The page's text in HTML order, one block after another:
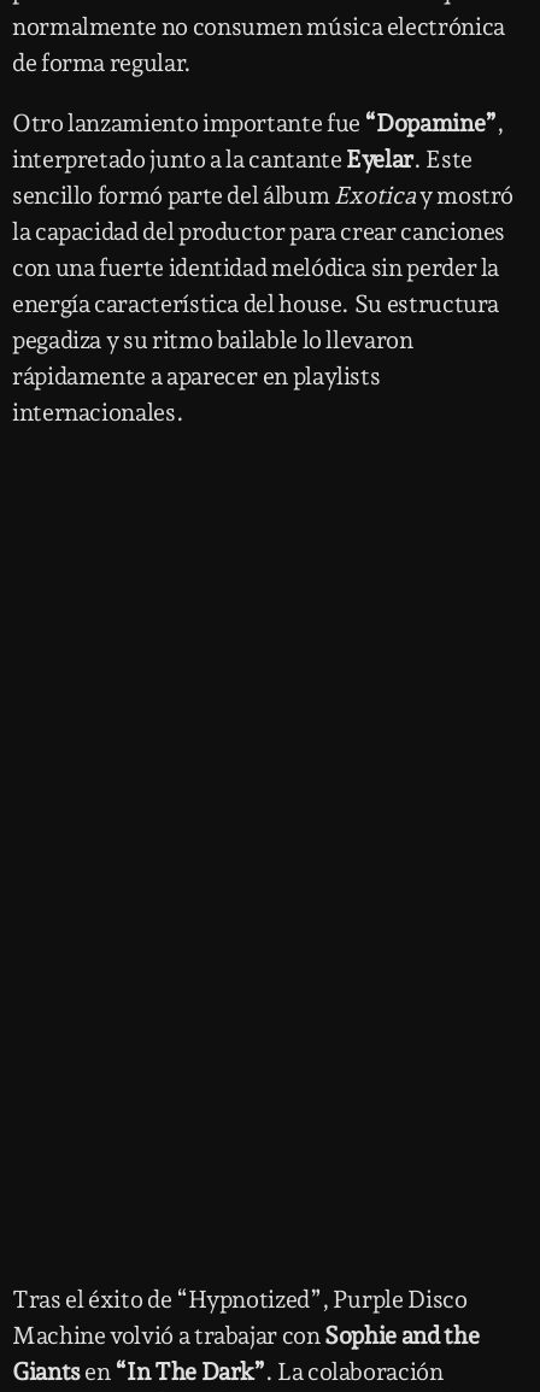
normalmente no consumen música electrónica
de forma regular.
Otro lanzamiento importante fue “Dopamine”,
interpretado junto a la cantante Eyelar. Este
sencillo formó parte del álbumExoticay mostró
la capacidad del productor para crear canciones
con una fuerte identidad melódica sin perder la
energía característica del house. Su estructura
pegadiza y su ritmo bailable lo llevaron
rápidamente a aparecer en playlists
internacionales.
Tras el éxito de “Hypnotized”, Purple Disco
Machine volvió a trabajar conSophie and the
Giantsen “In The Dark”. La colaboración